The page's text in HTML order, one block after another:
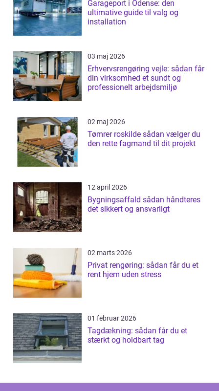
Garageport i Odense: den
ultimative guide til valg og
installation
03 maj 2026
Erhvervsrengøring vejle: sådan får
din virksomhed et sundt og
professionelt arbejdsmiljø
02 maj 2026
Tømrer roskilde sådan vælger du
den rette fagmand til dit projekt
12 april 2026
Bygningsaffald sådan håndteres
det sikkert og ansvarligt
02 marts 2026
Privat rengøring: sådan får du et
rent hjem uden stress
01 februar 2026
Tagdækning: sådan får du et
stærkt og holdbart tag